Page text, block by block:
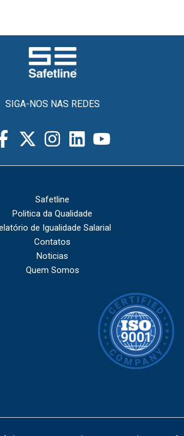
SIGA-NOS NAS REDES
Safetline
Politica da Qualidade
de Igualidade Salarial
Contatos
Noticias
Quem Somos